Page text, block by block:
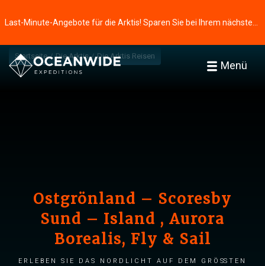
Menü
Startseite Die Arktis Die Arktis Reisen
Ostgrönland – Scoresby
Sund – Island , Aurora
Borealis, Fly & Sail
Erleben Sie das Nordlicht auf dem größten